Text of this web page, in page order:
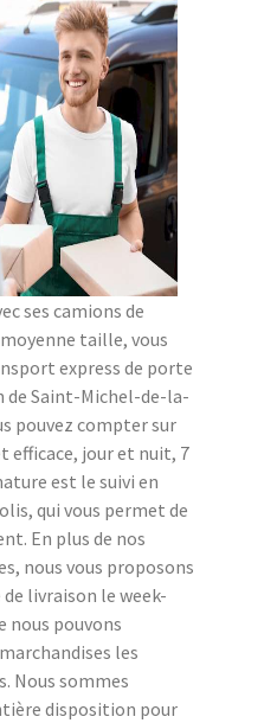
ses camions de
taille, vous
express de porte
de Saint-Michel-de-la-
pouvez compter sur
efficace, jour et nuit, 7
est le suivi en
qui vous permet de
En plus de nos
nous vous proposons
livraison le week-
nous pouvons
les
Nous sommes
disposition pour